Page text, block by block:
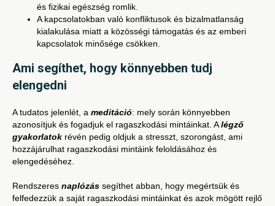
és fizikai egészség romlik.
A kapcsolatokban való konfliktusok és bizalmatlanság
kialakulása miatt a közösségi támogatás és az emberi
kapcsolatok minősége csökken.
Ami segíthet, hogy könnyebben tudj
elengedni
A tudatos jelenlét, ameditáció: mely során könnyebben
azonosítjuk és fogadjuk el ragaszkodási mintáinkat. Alégző
gyakorlatok révén pedig oldjuk a stresszt, szorongást, ami
hozzájárulhat ragaszkodási mintáink feloldásához és
elengedéséhez.
Rendszeresnaplózás segíthet abban, hogy megértsük és
felfedezzük a saját ragaszkodási mintáinkat és azok mögött rejlő